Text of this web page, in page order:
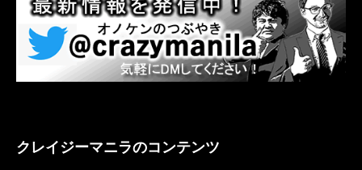
クレイジーマニラのコンテンツ